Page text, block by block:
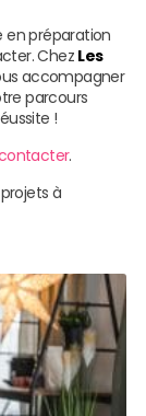
en préparation
Chez Les
accompagner
parcours
!
.
à